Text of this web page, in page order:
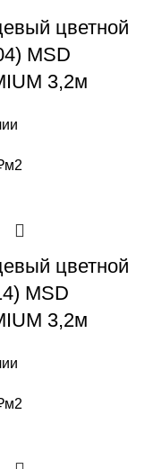
цветной
MSD
3,2м
м2
цветной
MSD
3,2м
м2